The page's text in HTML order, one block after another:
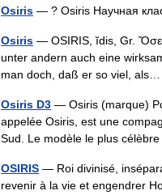
Osiris — ? Osiris Научная
Osiris — OSIRIS, ĭdis, Gr.
unter andern auch eine
man doch, daß er so viel,
Osiris D3 — Osiris (marque)
appelée Osiris, est une
Sud. Le modèle le plus
OSIRIS — Roi divinisé,
revenir à la vie et engendrer